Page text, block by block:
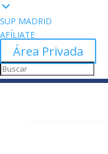
SUP MADRID
AFÍLIATE
Área Privada